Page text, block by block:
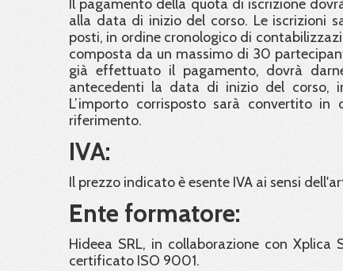
Il pagamento della quota di iscrizione
alla data di inizio del corso. Le iscrizioni
posti, in ordine cronologico di
composta da un massimo di 30
già effettuato il pagamento, dovrà
antecedenti la data di inizio del corso,
L’importo corrisposto sarà convertito
riferimento.
IVA:
Il prezzo indicato è esente IVA ai sensi
Ente formatore:
Hideea SRL, in collaborazione con
certificato ISO 9001.